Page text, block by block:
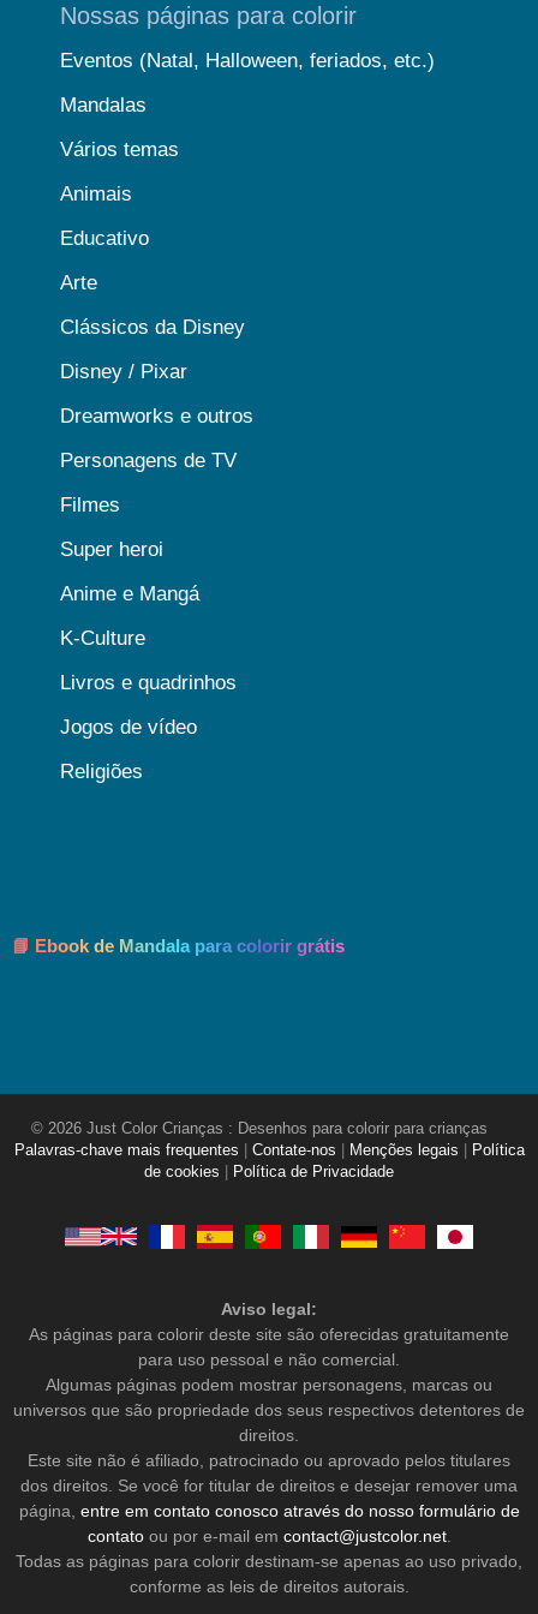
Nossas páginas para colorir
Eventos (Natal, Halloween, feriados, etc.)
Mandalas
Vários temas
Animais
Educativo
Arte
Clássicos da Disney
Disney / Pixar
Dreamworks e outros
Personagens de TV
Filmes
Super heroi
Anime e Mangá
K-Culture
Livros e quadrinhos
Jogos de vídeo
Religiões
📘 Ebook de Mandala para colorir grátis
© 2026 Just Color Crianças : Desenhos para colorir para crianças
Palavras-chave mais frequentes
Contate-nos Menções legais
Política
de cookies
Política de Privacidade
Aviso legal:
As páginas para colorir deste site são oferecidas gratuitamente
para uso pessoal e não comercial.
Algumas páginas podem mostrar personagens, marcas ou
universos que são propriedade dos seus respectivos detentores de
direitos.
Este site não é afiliado, patrocinado ou aprovado pelos titulares
dos direitos. Se você for titular de direitos e desejar remover uma
página, entre em contato conosco através do nosso formulário de
contatoou por e-mail em contact@justcolor.net.
Todas as páginas para colorir destinam-se apenas ao uso privado,
conforme as leis de direitos autorais.